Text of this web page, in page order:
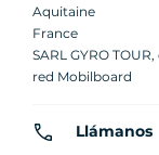
Aquitaine
France
SARL GYRO
red Mobilboard
Llámanos